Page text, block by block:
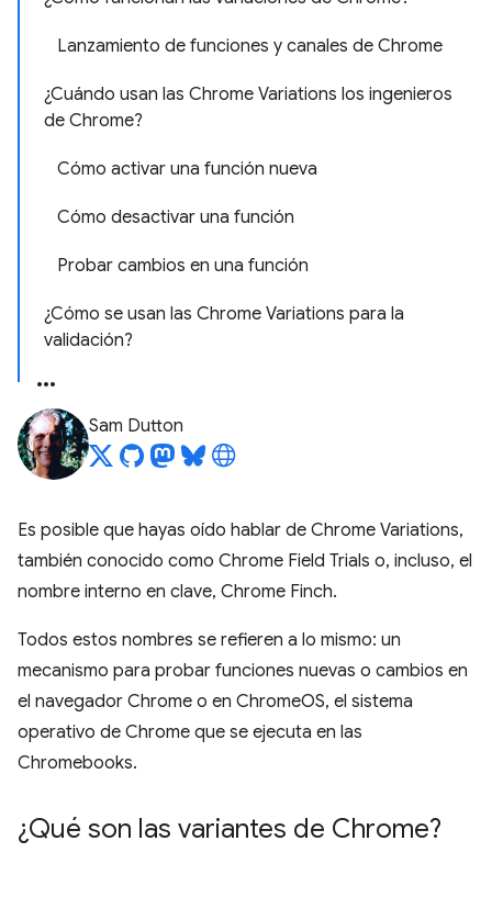
Lanzamiento de funciones y canales de Chrome
¿Cuándo usan las Chrome Variations los ingenieros
de Chrome?
Cómo activar una función nueva
Cómo desactivar una función
Probar cambios en una función
¿Cómo se usan las Chrome Variations para la
validación?
Sam Dutton
Es posible que hayas oído hablar de Chrome Variations,
también conocido como Chrome Field Trials o, incluso, el
nombre interno en clave, Chrome Finch.
Todos estos nombres se refieren a lo mismo: un
mecanismo para probar funciones nuevas o cambios en
el navegador Chrome o en ChromeOS, el sistema
operativo de Chrome que se ejecuta en las
Chromebooks.
¿Qué son las variantes de Chrome?